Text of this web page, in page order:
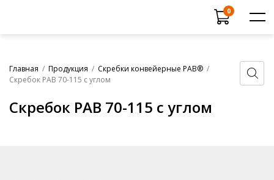
0
Поиск
товаров
Ковши норийные РАВ®
Продукция в разработке
Вся продукция
Услуги
Главная / Продукция / Скребки конвейерные РАВ® /
Скребок РАВ 70-115 с углом
Скребок РАВ 70-115 с углом